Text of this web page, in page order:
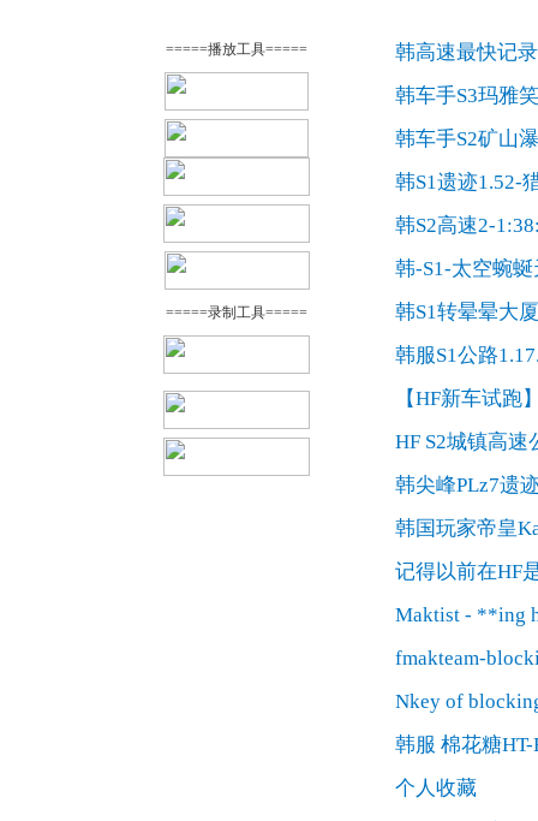
=====播放工具=====
=====录制工具=====
韩高速最快记
韩车手S3玛雅
韩车手S2矿山
韩S1遗迹1.52-
韩S2高速2-
韩-S1-太空蜿蜒
韩S1转晕晕大
韩服S1公路
【HF新车试跑
HF S2城镇高
韩尖峰PLz7遗
韩国玩家帝皇
记得以前在HF
Maktist - **ing
fmakteam-
Nkey of
韩服 棉花糖HT-
个人收藏